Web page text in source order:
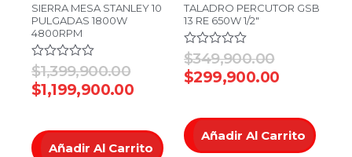
SIERRA MESA STANLEY 10
PULGADAS 1800W
4800RPM
Valorado
en
0
$1,399,900.00
$1,199,900.00
Añadir Al Carrito
TALADRO PERCUTOR GSB
13 RE 650W 1/2″
Valorado
en
0
$349,900.00
$299,900.00
Añadir Al Carrito